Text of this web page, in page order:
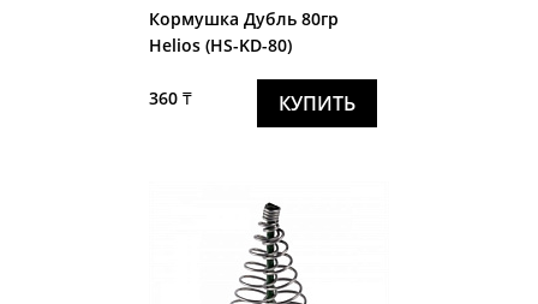
Кормушка Дубль 80гр
Helios (HS-KD-80)
360 ₸ КУПИТЬ